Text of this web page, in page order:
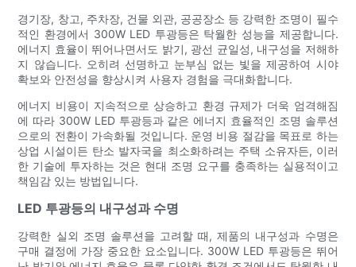
경기장, 창고, 주차장, 건물 외관, 공공장소 등 강력한 조명이 필수
적인 환경에서 300W LED 투광등은 탁월한 성능을 제공합니다.
에너지 효율이 뛰어나면서도 밝기, 광선 균일성, 내구성을 저해하
지 않습니다. 오히려 선명하고 눈부심 없는 빛을 제공하여 시야
확보와 안전성을 향상시켜 사용자 경험을 극대화합니다.
에너지 비용이 지속적으로 상승하고 환경 규제가 더욱 엄격해짐
에 따라 300W LED 투광등과 같은 에너지 효율적인 조명 솔루션
으로의 전환이 가속화될 것입니다. 운영 비용 절감을 목표로 하는
상업 시설이든 탄소 발자국을 최소화하려는 주택 소유자든, 이러
한 기술에 투자하는 것은 현대 조명 요구를 충족하는 실용적이고
책임감 있는 방법입니다.
LED 투광등의 내구성과 수명
강력한 실외 조명 솔루션을 고려할 때, 제품의 내구성과 수명은
구매 결정에 가장 중요한 요소입니다. 300W LED 투광등은 뛰어